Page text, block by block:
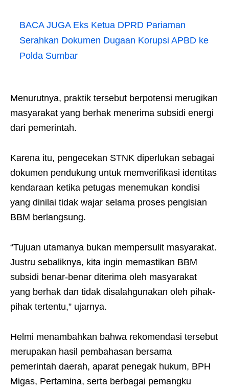
BACA JUGA Eks Ketua DPRD Pariaman
Serahkan Dokumen Dugaan Korupsi APBD ke
Polda Sumbar
Menurutnya, praktik tersebut berpotensi merugikan
masyarakat yang berhak menerima subsidi energi
dari pemerintah.
Karena itu, pengecekan STNK diperlukan sebagai
dokumen pendukung untuk memverifikasi identitas
kendaraan ketika petugas menemukan kondisi
yang dinilai tidak wajar selama proses pengisian
BBM berlangsung.
“Tujuan utamanya bukan mempersulit masyarakat.
Justru sebaliknya, kita ingin memastikan BBM
subsidi benar-benar diterima oleh masyarakat
yang berhak dan tidak disalahgunakan oleh pihak-
pihak tertentu,” ujarnya.
Helmi menambahkan bahwa rekomendasi tersebut
merupakan hasil pembahasan bersama
pemerintah daerah, aparat penegak hukum, BPH
Migas, Pertamina, serta berbagai pemangku